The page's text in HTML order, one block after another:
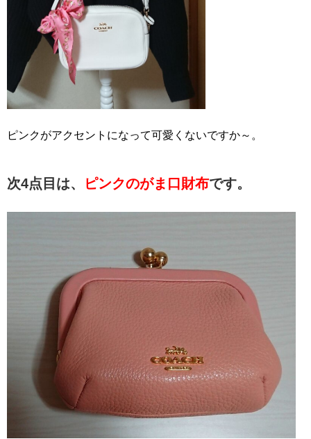
ピンクがアクセントになって可愛くないですか～。
次4点目は、 ピンクのがま口財布です。